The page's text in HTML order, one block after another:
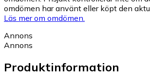
omdömen har använt eller köpt den
Läs mer om omdömen.
Annons
Annons
Produktinformation